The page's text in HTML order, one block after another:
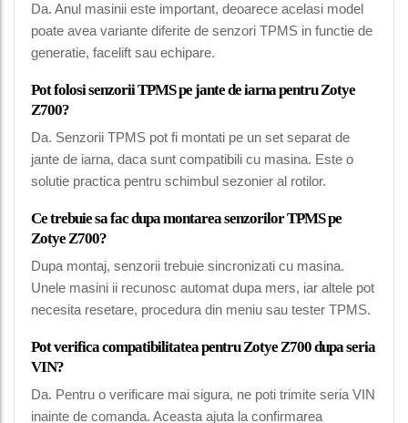
Da. Anul masinii este important, deoarece acelasi model
poate avea variante diferite de senzori TPMS in functie de
generatie, facelift sau echipare.
Pot folosi senzorii TPMS pe jante de iarna pentru Zotye
Z700?
Da. Senzorii TPMS pot fi montati pe un set separat de
jante de iarna, daca sunt compatibili cu masina. Este o
solutie practica pentru schimbul sezonier al rotilor.
Ce trebuie sa fac dupa montarea senzorilor TPMS pe
Zotye Z700?
Dupa montaj, senzorii trebuie sincronizati cu masina.
Unele masini ii recunosc automat dupa mers, iar altele pot
necesita resetare, procedura din meniu sau tester TPMS.
Pot verifica compatibilitatea pentru Zotye Z700 dupa seria
VIN?
Da. Pentru o verificare mai sigura, ne poti trimite seria VIN
inainte de comanda. Aceasta ajuta la confirmarea